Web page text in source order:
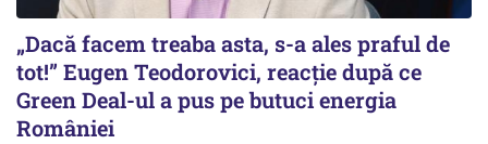
„Dacă facem treaba asta, s-a ales praful de
tot!” Eugen Teodorovici, reacție după ce
Green Deal-ul a pus pe butuci energia
României